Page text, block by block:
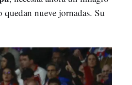
nueve jornadas. Su